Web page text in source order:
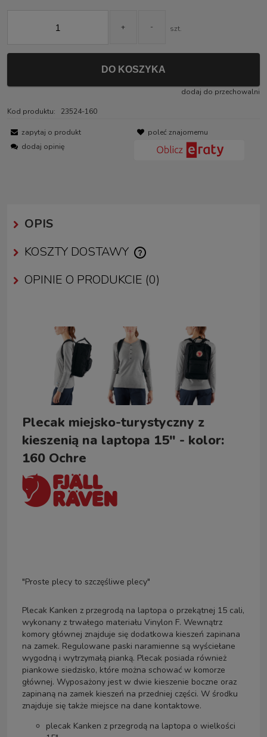
+ - szt.
DO KOSZYKA
dodaj do przechowalni
Kod produktu: 23524-160
zapytaj o produkt
poleć znajomemu
dodaj opinię
OPIS
KOSZTY DOSTAWY
CENA NIE ZAWIERA EWENTUALNYCH KOSZTÓW PŁATNOŚCI
OPINIE O PRODUKCIE (0)
Plecak miejsko-turystyczny z
kieszenią na laptopa 15" - kolor:
160 Ochre
"Proste plecy to szczęśliwe plecy"
Plecak Kanken z przegrodą na laptopa o przekątnej 15 cali,
wykonany z trwałego materiału Vinylon F. Wewnątrz
komory głównej znajduje się dodatkowa kieszeń zapinana
na zamek. Regulowane paski naramienne są wyściełane
wygodną i wytrzymałą pianką. Plecak posiada również
piankowe siedzisko, które można schować w komorze
głównej. Wyposażony jest w dwie kieszenie boczne oraz
zapinaną na zamek kieszeń na przedniej części. W środku
znajduje się także miejsce na dane kontaktowe.
plecak Kanken z przegrodą na laptopa o wielkości